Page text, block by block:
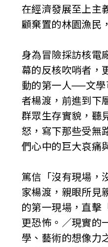
在經濟發展至上主
顧棄置的林園漁
身為冒險採訪核電
幕的反核吹哨者，
動的第一人──文
者楊渡，前進到下
群眾生存實貌，聽
怒，寫下那些受無
們心中的巨大哀痛
篤信「沒有現場，
家楊渡，親眼所見
的第一現場，直擊
更恐怖。／現實的
學、藝術的想像力